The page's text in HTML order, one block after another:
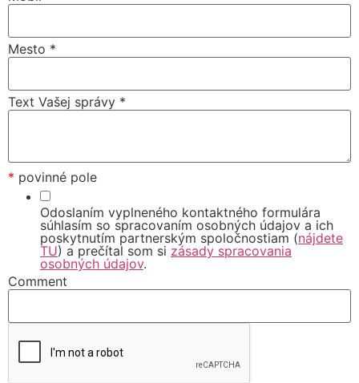
Mesto *
Text Vašej správy *
* povinné pole
Odoslaním vyplneného kontaktného formulára
súhlasím so spracovaním osobných údajov a ich
poskytnutím partnerským spoločnostiam (nájdete
TU) a prečítal som si zásady spracovania
osobných údajov.
Comment